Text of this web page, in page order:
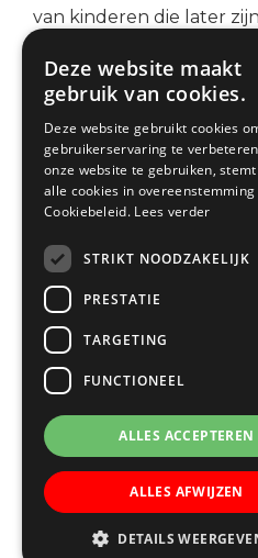
van kinderen die later
Wenteltrap: het is echt
keuze is gemaakt en
kind komt weer vrolijk
zelfvertrouwen en gaat
Deskundig team.
DeWenteltrap kenmerkt
zichzelf door de warme
bejegening naar
expertise en een groot
is een
fysiotherapeut,
intern begeleider
ondersteuners van de
om met je in gesprek te
rondom je kind te
een multidisciplinair
Deze website maakt
gebruik van cookies.
Deze website gebruikt cookies
gebruikerservaring te
onze website te gebruiken,
alle cookies in
Cookiebeleid. Lees verder
STRIKT NOODZAKELIJK
PRESTATIE
TARGETING
FUNCTIONEEL
ALLES ACCEPTEREN
ALLES AFWIJZEN
DETAILS